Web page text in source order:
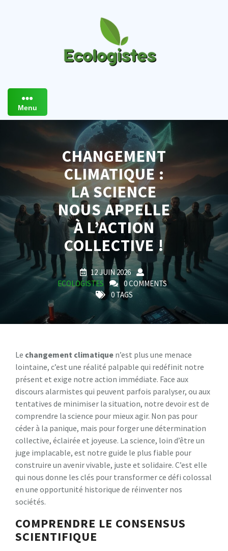
Menu
CHANGEMENT
CLIMATIQUE :
LA SCIENCE
NOUS APPELLE
À L’ACTION
COLLECTIVE !
12 JUIN 2026
ECOLOGISTES
0 COMMENTS
0 TAGS
Le changement climatique n’est plus une menace
lointaine, c’est une réalité palpable qui redéfinit notre
présent et exige notre action immédiate. Face aux
discours alarmistes qui peuvent parfois paralyser, ou aux
tentatives de minimiser la situation, notre devoir est de
comprendre la science pour mieux agir. Non pas pour
céder à la panique, mais pour forger une détermination
collective, éclairée et joyeuse. La science, loin d’être un
juge implacable, est notre guide le plus fiable pour
construire un avenir vivable, juste et solidaire. C’est elle
qui nous donne les clés pour transformer ce défi colossal
en une opportunité historique de réinventer nos
sociétés.
COMPRENDRE LE CONSENSUS
SCIENTIFIQUE